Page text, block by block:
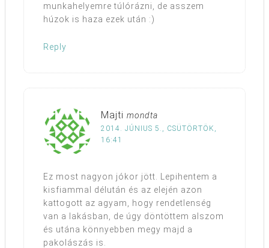
munkahelyemre túlórázni, de asszem
húzok is haza ezek után :)
Reply
Majti mondta
2014. JÚNIUS 5., CSÜTÖRTÖK,
16:41
Ez most nagyon jókor jött. Lepihentem a
kisfiammal délután és az elején azon
kattogott az agyam, hogy rendetlenség
van a lakásban, de úgy döntöttem alszom
és utána könnyebben megy majd a
pakolászás is.